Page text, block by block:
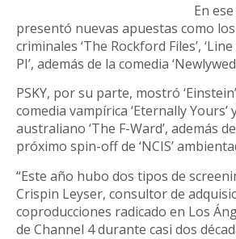
En
presentó nuevas apuestas como
criminales ‘The Rockford Files’, ‘Line
PI’, además de la comedia
PSKY, por su parte, mostró
comedia vampírica ‘Eternally Yours’
australiano ‘The F-Ward’, además
próximo spin-off de ‘NCIS’
“Este año hubo dos tipos de
Crispin Leyser, consultor de
coproducciones radicado en Los
de Channel 4 durante casi dos